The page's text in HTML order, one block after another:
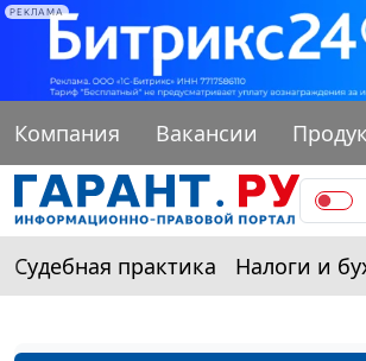
РЕКЛАМА
Компания Вакансии
Судебная практика Налоги и